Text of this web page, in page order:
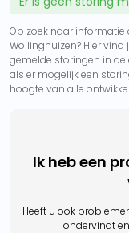
Op zoek naar
Wollinghuizen? Hier
gemelde storingen in de
als er mogelijk een
hoogte van alle
Ik heb een
Heeft u ook
ondervindt